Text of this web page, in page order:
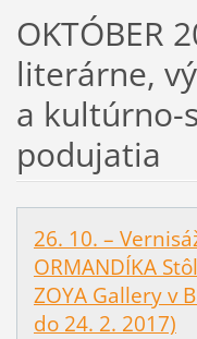
OKTÓBER
literárne,
a kultúrno-
podujatia
26. 10. –
ORMANDÍKA
ZOYA Gallery v
do 24. 2. 2017)